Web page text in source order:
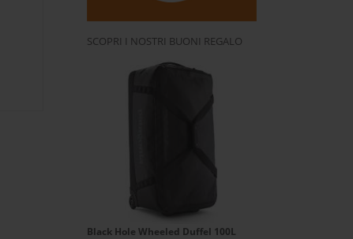
SCOPRI I NOSTRI BUONI REGALO
Black Hole Wheeled Duffel 100L